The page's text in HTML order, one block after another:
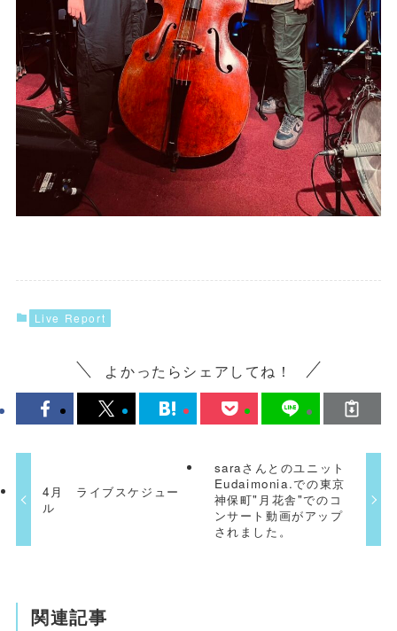
Live Report
よかったらシェアしてね！
4月 ライブスケジュー
ル
saraさんとのユニット
Eudaimonia.での東京
神保町"月花舎"でのコ
ンサート動画がアップ
されました。
関連記事